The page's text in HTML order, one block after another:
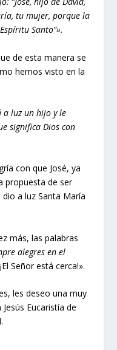
tu mujer, porque la
Santo”».
de esta manera se
hemos visto en la
a luz un hijo y le
significa Dios con
con que José, ya
propuesta de ser
a luz Santa María
más, las palabras
alegres en el
¡El Señor está cerca!».
les deseo una muy
Eucaristía de